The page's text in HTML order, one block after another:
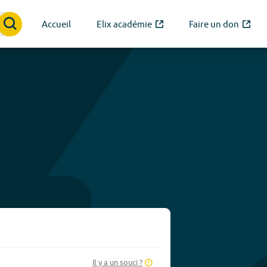
Accueil Elix académie Faire un don
Il y a un souci ?